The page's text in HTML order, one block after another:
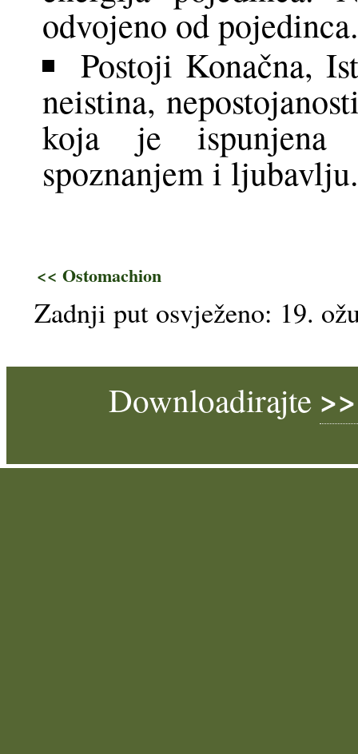
odvojeno od pojedinca.
Postoji Konačna,
neistina,
koja je ispunjena
spoznanjem i ljubavlju.
<< Ostomachion
Zadnji put osvježeno: 19.
Downloadirajte